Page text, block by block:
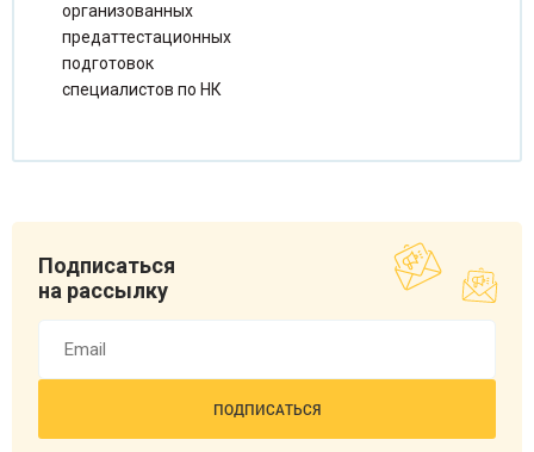
организованных
предаттестационных
подготовок
специалистов по НК
Подписаться
на рассылку
Чеченева Татьяна Борисовна